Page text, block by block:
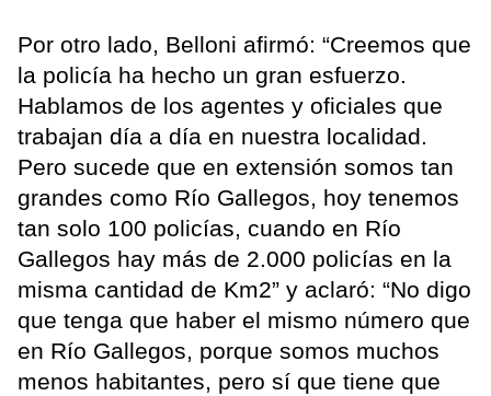
Por otro lado, Belloni afirmó: “Creemos que
la policía ha hecho un gran esfuerzo.
Hablamos de los agentes y oficiales que
trabajan día a día en nuestra localidad.
Pero sucede que en extensión somos tan
grandes como Río Gallegos, hoy tenemos
tan solo 100 policías, cuando en Río
Gallegos hay más de 2.000 policías en la
misma cantidad de Km2” y aclaró: “No digo
que tenga que haber el mismo número que
en Río Gallegos, porque somos muchos
menos habitantes, pero sí que tiene que